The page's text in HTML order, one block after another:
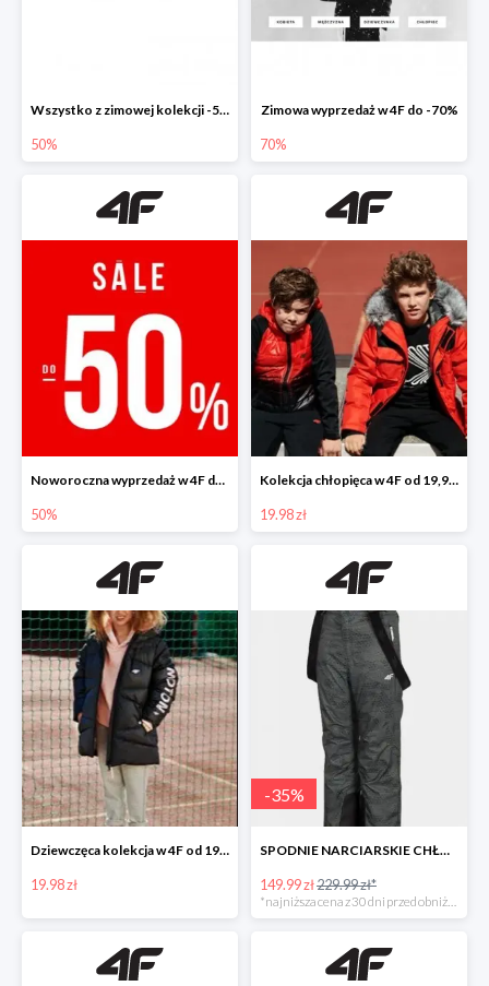
Wszystko z zimowej kolekcji -50%
50%
Zimowa wyprzedaż w 4F do -70%
70%
Noworoczna wyprzedaż w 4F do -50%
50%
Kolekcja chłopięca w 4F od 19,99 zł
19.98 zł
Dziewczęca kolekcja w 4F od 19,99 zł
19.98 zł
-35%
SPODNIE NARCIARSKIE CHŁOPIĘCE (122-164) -34%
149.99 zł229.99 zł*
*najniższa cena z 30 dni przed obniżką